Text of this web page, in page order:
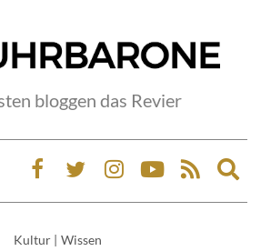
bloggen das Revier
Kultur | Wissen